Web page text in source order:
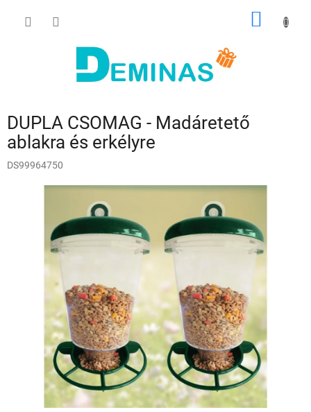
KOSÁR
DUPLA CSOMAG - Madáretető
ablakra és erkélyre
DS99964750